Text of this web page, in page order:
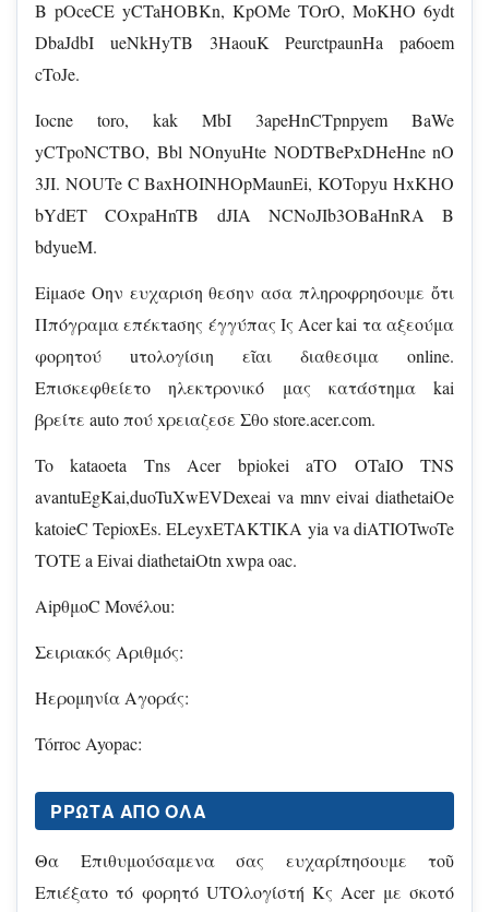
B pOceCE yCTaHOBKn, KpOMe TOrO, MoKHO 6ydt
DbaJdbI ueNkHyTB 3HaouK PeurctpaunHa pa6oem
cToJe.
Iocne toro, kak MbI 3apeHnCTpnpyem BaWe
yCTpoNCTBO, Bbl NOnyuHte NODTBePxDHeHne nO
3JI. NOUTe C BaxHOINHOpMaunEi, KOTopyu HxKHO
bYdET COxpaHnTB dJIA NCNoJIb3OBaHnRA B
bdyueM.
Eiμaσe Οην ευχαριση θεσην ασα πληροφρησουμε ὄτι
Ππόγραμα επέκτaσης έγγύπας Ις Acer kai τα αξεούμα
φορητού uτολογίσιη εῖαι διαθεσιμα online.
Eπισκεφθείετο ηλεκτρονικό μας κατάστημα kai
βρείτε auto πού xρειαζεσε Σθo store.acer.com.
To kataoeta Tns Acer bpiokei aTO OTaIO TNS
avantuEgKai,duoTuXwEVDexeai va mnv eivai diathetaiOe
katoieC TepioxEs. ELeyxETAKTIKA yia va diATIOTwoTe
TOTE a Eivai diathetaiOtn xwpa oac.
AipθμoC Movéλou:
Σειριακός Αριθμός:
Hερομηνία Αγοράς:
Tórroc Ayopac:
PPΩΤΑ ΑΠΌ ὌΛΑ
Θα Επιθυμούσαμενα σας ευχαρίπησουμε τοῦ
Επιέξατο τό φορητό UTΟλογίστή Κς Acer με σκοτό